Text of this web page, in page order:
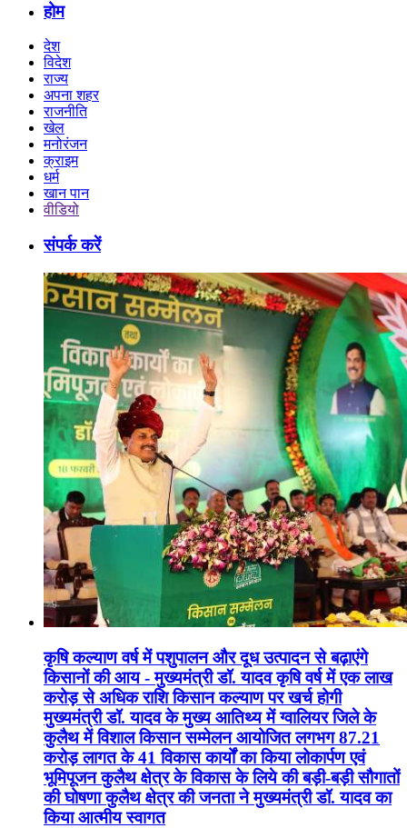
होम
देश
विदेश
राज्य
अपना शहर
राजनीति
खेल
मनोरंजन
क्राइम
धर्म
खान पान
वीडियो
संपर्क करें
कृषि कल्याण वर्ष में पशुपालन और दूध उत्पादन से बढ़ाएंगे
किसानों की आय - मुख्यमंत्री डॉ. यादव कृषि वर्ष में एक लाख
करोड़ से अधिक राशि किसान कल्याण पर खर्च होगी
मुख्यमंत्री डॉ. यादव के मुख्य आतिथ्य में ग्वालियर जिले के
कुलैथ में विशाल किसान सम्मेलन आयोजित लगभग 87.21
करोड़ लागत के 41 विकास कार्यों का किया लोकार्पण एवं
भूमिपूजन कुलैथ क्षेत्र के विकास के लिये की बड़ी-बड़ी सौगातों
की घोषणा कुलैथ क्षेत्र की जनता ने मुख्यमंत्री डॉ. यादव का
किया आत्मीय स्वागत